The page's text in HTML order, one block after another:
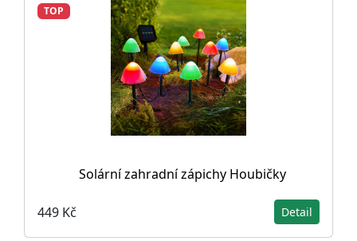
TOP
Solární zahradní zápichy Houbičky
449 Kč Detail